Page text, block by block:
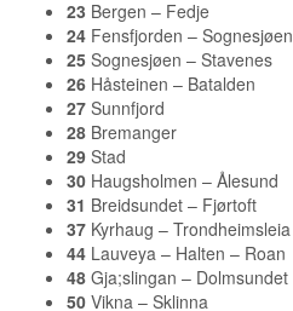
23 Bergen – Fedje
24 Fensfjorden – Sognesjøen
25 Sognesjøen – Stavenes
26 Håsteinen – Batalden
27 Sunnfjord
28 Bremanger
29 Stad
30 Haugsholmen – Ålesund
31 Breidsundet – Fjørtoft
37 Kyrhaug – Trondheimsleia
44 Lauveya – Halten – Roan
48 Gja;slingan – Dolmsundet
50 Vikna – Sklinna